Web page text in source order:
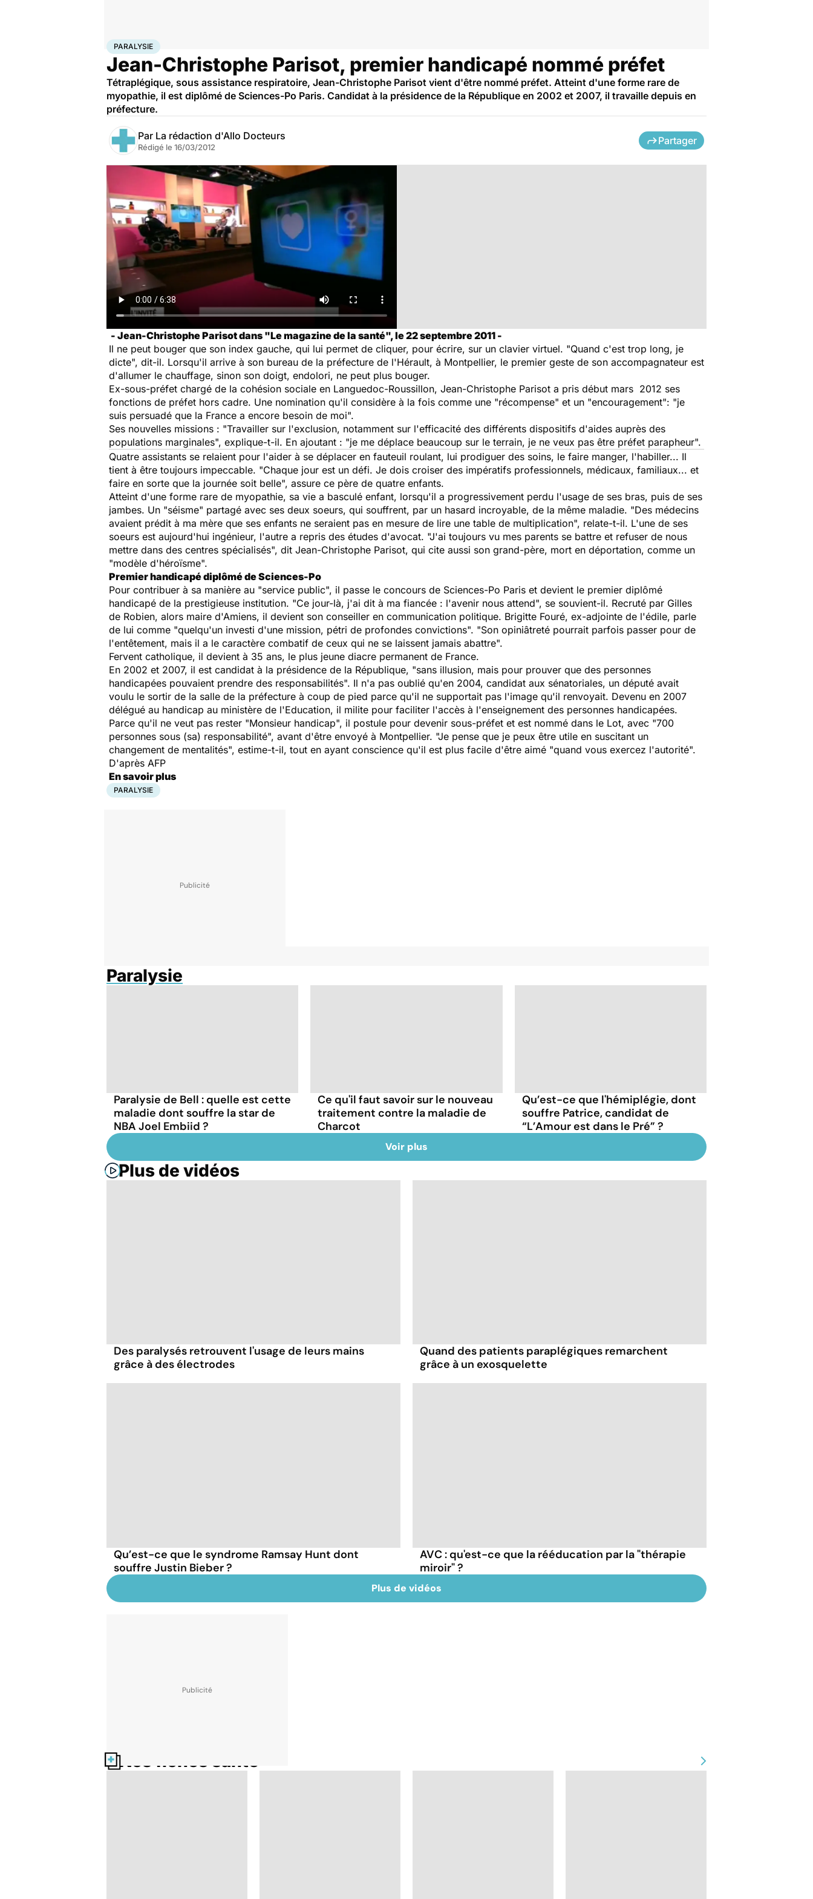
AccueilSantéMaladies
PARALYSIE
Jean-Christophe Parisot, premier handicapé nommé préfet
Tétraplégique, sous assistance respiratoire, Jean-Christophe Parisot vient d'être nommé préfet. Atteint d'une forme rare de
myopathie, il est diplômé de Sciences-Po Paris. Candidat à la présidence de la République en 2002 et 2007, il travaille depuis en
préfecture.
Par La rédaction d'Allo Docteurs
Rédigé le 16/03/2012
Partager
- Jean-Christophe Parisot dans "Le magazine de la santé", le 22 septembre 2011 -
Il ne peut bouger que son index gauche, qui lui permet de cliquer, pour écrire, sur un clavier virtuel. "Quand c'est trop long, je
dicte", dit-il. Lorsqu'il arrive à son bureau de la préfecture de l'Hérault, à Montpellier, le premier geste de son accompagnateur est
d'allumer le chauffage, sinon son doigt, endolori, ne peut plus bouger.
Ex-sous-préfet chargé de la cohésion sociale en Languedoc-Roussillon, Jean-Christophe Parisot a pris début mars 2012 ses
fonctions de préfet hors cadre. Une nomination qu'il considère à la fois comme une "récompense" et un "encouragement": "je
suis persuadé que la France a encore besoin de moi".
Ses nouvelles missions : "Travailler sur l'exclusion, notamment sur l'efficacité des différents dispositifs d'aides auprès des
populations marginales", explique-t-il. En ajoutant : "je me déplace beaucoup sur le terrain, je ne veux pas être préfet parapheur".
Quatre assistants se relaient pour l'aider à se déplacer en fauteuil roulant, lui prodiguer des soins, le faire manger, l'habiller... Il
tient à être toujours impeccable. "Chaque jour est un défi. Je dois croiser des impératifs professionnels, médicaux, familiaux... et
faire en sorte que la journée soit belle", assure ce père de quatre enfants.
Atteint d'une forme rare de myopathie, sa vie a basculé enfant, lorsqu'il a progressivement perdu l'usage de ses bras, puis de ses
jambes. Un "séisme" partagé avec ses deux soeurs, qui souffrent, par un hasard incroyable, de la même maladie. "Des médecins
avaient prédit à ma mère que ses enfants ne seraient pas en mesure de lire une table de multiplication", relate-t-il. L'une de ses
soeurs est aujourd'hui ingénieur, l'autre a repris des études d'avocat. "J'ai toujours vu mes parents se battre et refuser de nous
mettre dans des centres spécialisés", dit Jean-Christophe Parisot, qui cite aussi son grand-père, mort en déportation, comme un
"modèle d'héroïsme".
Premier handicapé diplômé de Sciences-Po
Pour contribuer à sa manière au "service public", il passe le concours de Sciences-Po Paris et devient le premier diplômé
handicapé de la prestigieuse institution. "Ce jour-là, j'ai dit à ma fiancée : l'avenir nous attend", se souvient-il. Recruté par Gilles
de Robien, alors maire d'Amiens, il devient son conseiller en communication politique. Brigitte Fouré, ex-adjointe de l'édile, parle
de lui comme "quelqu'un investi d'une mission, pétri de profondes convictions". "Son opiniâtreté pourrait parfois passer pour de
l'entêtement, mais il a le caractère combatif de ceux qui ne se laissent jamais abattre".
Fervent catholique, il devient à 35 ans, le plus jeune diacre permanent de France.
En 2002 et 2007, il est candidat à la présidence de la République, "sans illusion, mais pour prouver que des personnes
handicapées pouvaient prendre des responsabilités". Il n'a pas oublié qu'en 2004, candidat aux sénatoriales, un député avait
voulu le sortir de la salle de la préfecture à coup de pied parce qu'il ne supportait pas l'image qu'il renvoyait. Devenu en 2007
délégué au handicap au ministère de l'Education, il milite pour faciliter l'accès à l'enseignement des personnes handicapées.
Parce qu'il ne veut pas rester "Monsieur handicap", il postule pour devenir sous-préfet et est nommé dans le Lot, avec "700
personnes sous (sa) responsabilité", avant d'être envoyé à Montpellier. "Je pense que je peux être utile en suscitant un
changement de mentalités", estime-t-il, tout en ayant conscience qu'il est plus facile d'être aimé "quand vous exercez l'autorité".
D'après AFP
En savoir plus
PARALYSIE
Paralysie
Paralysie de Bell : quelle est cette
maladie dont souffre la star de
NBA Joel Embiid ?
Ce qu'il faut savoir sur le nouveau
traitement contre la maladie de
Charcot
Qu’est-ce que l'hémiplégie, dont
souffre Patrice, candidat de
“L’Amour est dans le Pré” ?
Voir plus
Plus de vidéos
Des paralysés retrouvent l'usage de leurs mains
grâce à des électrodes
Quand des patients paraplégiques remarchent
grâce à un exosquelette
Qu’est-ce que le syndrome Ramsay Hunt dont
souffre Justin Bieber ?
AVC : qu'est-ce que la rééducation par la "thérapie
miroir" ?
Plus de vidéos
Nos fiches santé